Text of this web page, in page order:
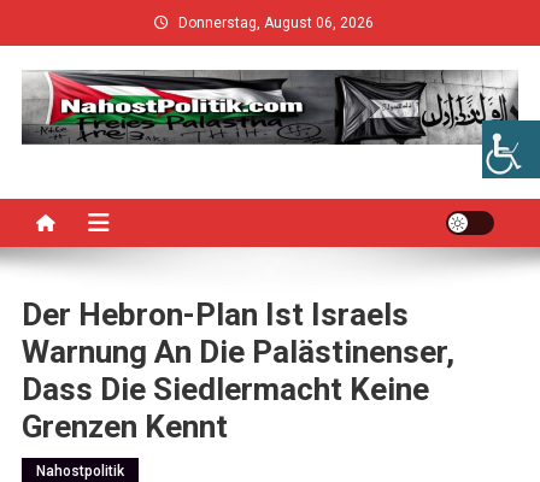
to
content
Donnerstag, August 06, 2026
Der Hebron-Plan Ist Israels
Warnung An Die Palästinenser,
Dass Die Siedlermacht Keine
Grenzen Kennt
Nahostpolitik